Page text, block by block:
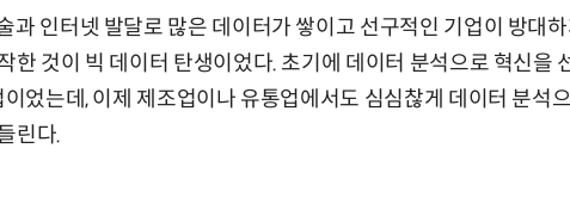
과 인터넷 발달로 많은 데이터가 쌓이고 선구적인 기업이 방대하
한 것이 빅 데이터 탄생이었다. 초기에 데이터 분석으로 혁신을
었는데, 이제 제조업이나 유통업에서도 심심찮게 데이터 분석
린다.